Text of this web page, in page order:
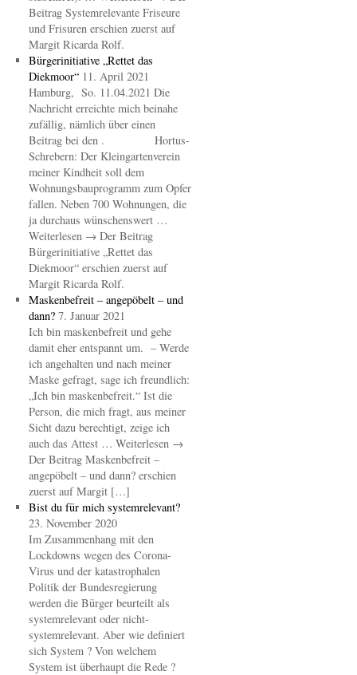
Beitrag Systemrelevante Friseure
und Frisuren erschien zuerst auf
Margit Ricarda Rolf.
Bürgerinitiative „Rettet das
Diekmoor“ 11. April 2021
Hamburg, So. 11.04.2021 Die
Nachricht erreichte mich beinahe
zufällig, nämlich über einen
Beitrag bei den . Hortus-
Schrebern: Der Kleingartenverein
meiner Kindheit soll dem
Wohnungsbauprogramm zum Opfer
fallen. Neben 700 Wohnungen, die
ja durchaus wünschenswert …
Weiterlesen → Der Beitrag
Bürgerinitiative „Rettet das
Diekmoor“ erschien zuerst auf
Margit Ricarda Rolf.
Maskenbefreit – angepöbelt – und
dann? 7. Januar 2021
Ich bin maskenbefreit und gehe
damit eher entspannt um. – Werde
ich angehalten und nach meiner
Maske gefragt, sage ich freundlich:
„Ich bin maskenbefreit.“ Ist die
Person, die mich fragt, aus meiner
Sicht dazu berechtigt, zeige ich
auch das Attest … Weiterlesen →
Der Beitrag Maskenbefreit –
angepöbelt – und dann? erschien
zuerst auf Margit […]
Bist du für mich systemrelevant?
23. November 2020
Im Zusammenhang mit den
Lockdowns wegen des Corona-
Virus und der katastrophalen
Politik der Bundesregierung
werden die Bürger beurteilt als
systemrelevant oder nicht-
systemrelevant. Aber wie definiert
sich System ? Von welchem
System ist überhaupt die Rede ?